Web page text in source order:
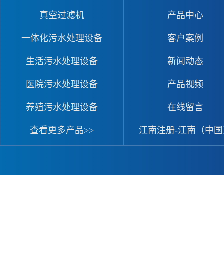
真空过滤机
一体化污水处理设备
生活污水处理设备
医院污水处理设备
养殖污水处理设备
查看更多产品>>
产品中心
客户案例
新闻动态
产品视频
在线留言
江南注册-江南（中